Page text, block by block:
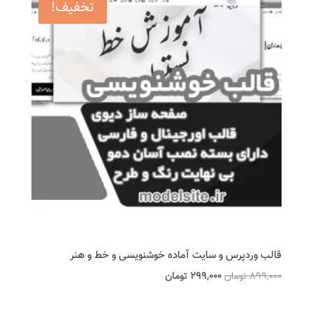
تخفیف!
قالب وردپرس و سایت آماده خوشنویسی و خط و هنر
899,000تومانقیمت
299,000 تومانقیمت